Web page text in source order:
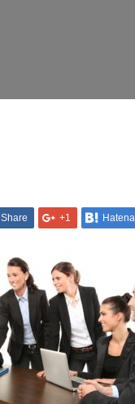
Share +1 Hatena